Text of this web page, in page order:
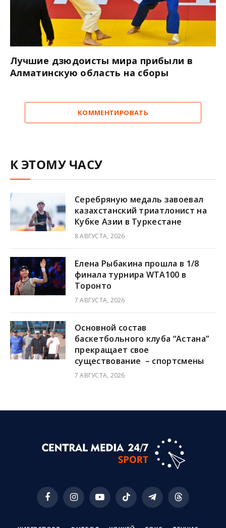
Лучшие дзюдоисты мира прибыли в
Алматинскую область на сборы
КОММЕНТИРОВАТЬ
К ЭТОМУ ЧАСУ
Серебряную медаль завоевал
казахстанский триатлонист на
Кубке Азии в Туркестане
8 АВГУСТА, 2026
Елена Рыбакина прошла в 1/8
финала турнира WTA100 в
Торонто
7 АВГУСТА, 2026
Основной состав
баскетбольного клуба “Астана”
прекращает свое
существование – спортсмены
7 АВГУСТА, 2026
FacebookInstagramYouTubeTikTok TelegramThreads